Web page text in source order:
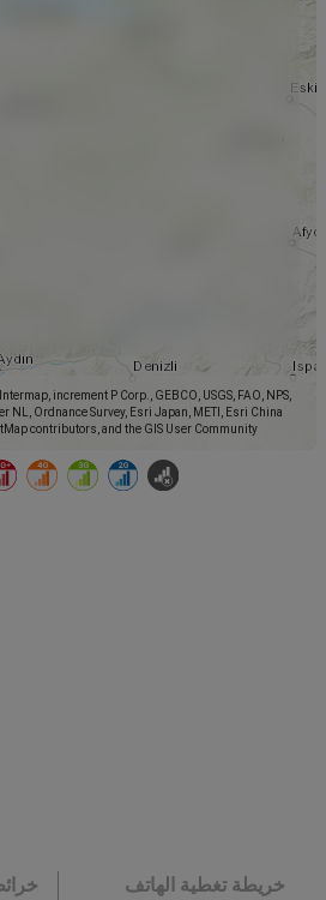
increment P Corp., GEBCO, USGS, FAO, NPS,
NL, Ordnance Survey, Esri Japan, METI, Esri China
contributors, and the GIS User Community
خريطة تغطية الهاتف